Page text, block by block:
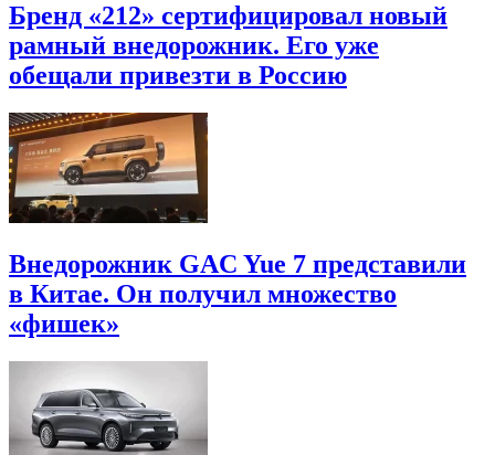
Бренд «212» сертифицировал новый
рамный внедорожник. Его уже
обещали привезти в Россию
Внедорожник GAC Yue 7 представили
в Китае. Он получил множество
«фишек»